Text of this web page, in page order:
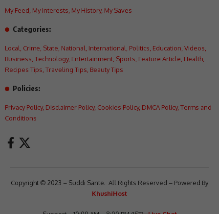
My Feed My Interests My History, My Saves
Categories:
Local Crime State National International Politics Education Videos
Business Technology, Entertainment Sports Feature Article Health
Recipes Tips Traveling Tips Beauty Tips
Policies:
Privacy Policy, Disclaimer Policy, Cookies Policy, DMCA Policy, Terms and
Conditions
Copyright © 2023 – Suddi Sante. All Rights Reserved – Powered By
KhushiHost